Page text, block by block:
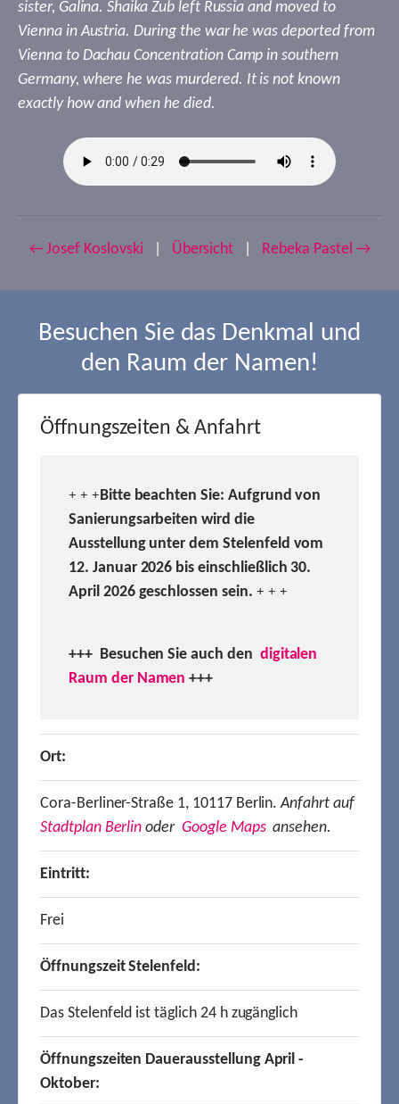
sister, Galina. Shaika Zub left Russia and moved to
Vienna in Austria. During the war he was deported from
Vienna to Dachau Concentration Camp in southern
Germany, where he was murdered. It is not known
exactly how and when he died.
← Josef Koslovski Übersicht Rebeka Pastel →
Besuchen Sie das Denkmal und
den Raum der Namen!
Öffnungszeiten & Anfahrt
+ + +Bitte beachten Sie: Aufgrund von
Sanierungsarbeiten wird die
Ausstellung unter dem Stelenfeld vom
12. Januar 2026 bis einschließlich 30.
April 2026 geschlossen sein. + + +
+++ Besuchen Sie auch den digitalen
Raum der Namen +++
Ort:
Cora-Berliner-Straße 1, 10117 Berlin.Anfahrt auf
Stadtplan Berlin oder Google Mapsansehen.
Eintritt:
Frei
Öffnungszeit Stelenfeld:
Das Stelenfeld ist täglich 24 h zugänglich
Öffnungszeiten Dauerausstellung April -
Oktober: